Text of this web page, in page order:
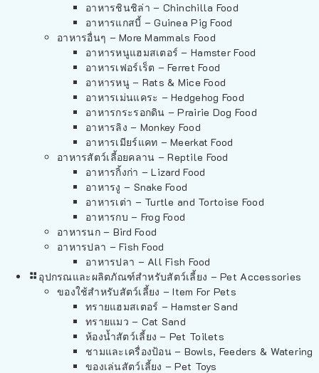
อาหารชินชิล่า – Chinchilla Food
อาหารแกสบี้ – Guinea Pig Food
อาหารอื่นๆ – More Mammals Food
อาหารหนูแฮมสเตอร์ – Hamster Food
อาหารเฟอร์เร็ต – Ferret Food
อาหารหนู – Rats & Mice Food
อาหารเม่นแคระ – Hedgehog Food
อาหารกระรอกดิน – Prairie Dog Food
อาหารลิง – Monkey Food
อาหารเมียร์แคท – Meerkat Food
อาหารสัตว์เลี้อยคลาน – Reptile Food
อาหารกิ้งก่า – Lizard Food
อาหารงู – Snake Food
อาหารเต่า – Turtle and Tortoise Food
อาหารกบ – Frog Food
อาหารนก – Bird Food
อาหารปลา – Fish Food
อาหารปลา – All Fish Food
อุปกรณและผลิตภัณฑ์สำหรับสัตว์เลี้ยง – Pet Accessories
ของใช้สำหรับสัตว์เลี้ยง – Item For Pets
ทรายแฮมสเตอร์ – Hamster Sand
ทรายแมว – Cat Sand
ห้องน้ำสัตว์เลี้ยง – Pet Toilets
ชามและเครื่องป้อน – Bowls, Feeders & Watering
ของเล่นสัตว์เลี้ยง – Pet Toys